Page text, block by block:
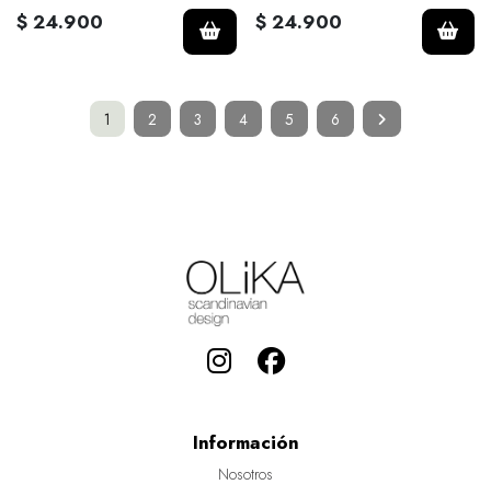
$ 24.900
$ 24.900
1 2 3 4 5 6
Información
Nosotros